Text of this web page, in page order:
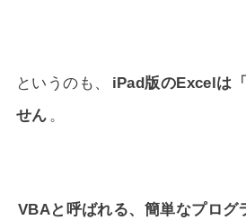
というのも、
iPad版のExcelは
せん 。
VBAと呼ばれる、簡単なプログ